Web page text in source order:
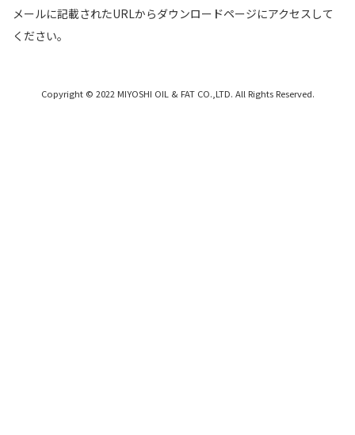
メールに記載されたURLからダウンロードページにアクセスして
ください。
Copyright © 2022 MIYOSHI OIL & FAT CO.,LTD. All Rights Reserved.